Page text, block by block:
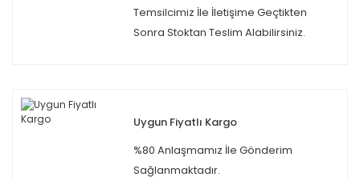
Temsilcimiz İle İletişime Geçtikten
Sonra Stoktan Teslim Alabilirsiniz.
Uygun Fiyatlı Kargo
%80 Anlaşmamız İle Gönderim
Sağlanmaktadır.